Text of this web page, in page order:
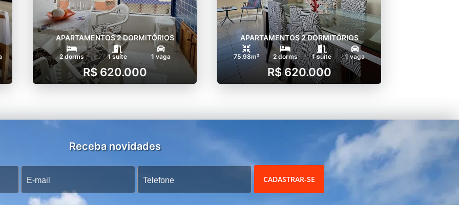
APARTAMENTOS 2 DORMITÓRIOS
2 dorms 1 suíte 1 vaga
R$ 620.000
APARTAMENTOS 2 DORMITÓRIOS
75.98m² 2 dorms 1 suíte 1 vaga
R$ 620.000
Receba novidades
CADASTRAR-SE